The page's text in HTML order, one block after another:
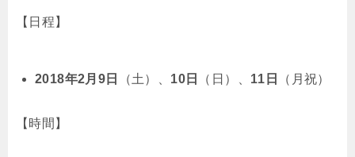
【日程】
2018年2月9日 （土）、 10日 （日）、 11日 （月祝）
【時間】